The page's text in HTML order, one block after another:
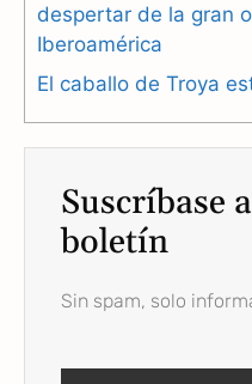
despertar de la gran
Iberoamérica
El caballo de Troya
Suscríbase
boletín
Sin spam, solo